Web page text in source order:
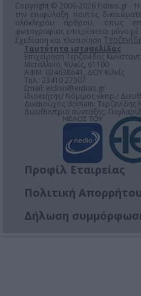
Copyright © 2006-2026 Eidisis.gr - Η
την επιφύλαξη παντός
ολόκληρου άρθρου, όπως
φωτογραφίας επιτρέπεται μόνο
Σχεδίαση και Υλοποίηση
Ταυτότητα ιστοσελίδας
Επιχείρηση Τερζενίδης
Μεταλλικό, Κιλκίς, 61100
ΑΦΜ: 024638641, ΔΟΥ Κιλκίς
Τηλ.: 23410 27307
Email: eidisis@eidisis.gr
Ιδιοκτήτης/ Νόμιμος εκπρ./
Δικαιούχος domain: Τερζενίδης
Διευθύντρια σύνταξης:
Προφίλ Εταιρείας
Πολιτική
Δήλωση